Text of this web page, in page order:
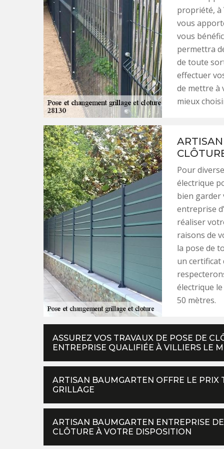
propriété, à
vous
vous
permettra
de toute
effectuer
de mettre à
mieux
Pour
électrique
bien garder
entreprise
réaliser
raisons de
la pose de
un certificat
électrique
50 mètres.
ASSUREZ VOS TRAVAUX DE POSE DE
ENTREPRISE QUALIFIÉE À VILLIERS LE
ARTISAN BAUMGARTEN OFFRE LE
GRILLAGE
ARTISAN BAUMGARTEN ENTREPRISE
CLÔTURE À VOTRE DISPOSITION